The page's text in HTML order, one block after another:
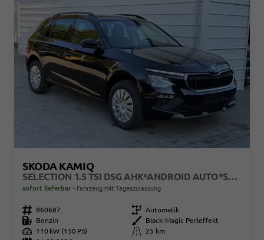
SKODA KAMIQ
SELECTION 1.5 TSI DSG AHK*ANDROID AUTO*SHZ*KAMERA*KEYLESS*2Z KLIMAAUTO*
sofort lieferbar Fahrzeug mit Tageszulassung
Fahrzeugnr. 860687 Getriebe Automatik
Kraftstoff
Benzin Außenfarbe
Black-Magic Perleffekt
Leistung
110 kW (150 PS) Kilometerstand
25 km